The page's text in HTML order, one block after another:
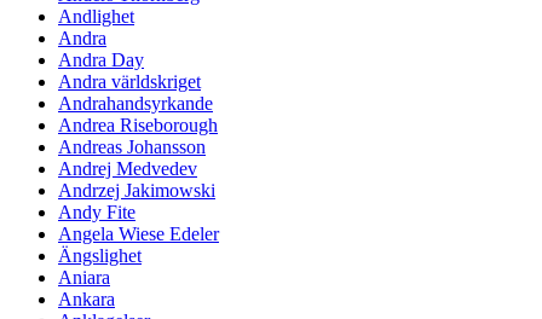
Andlighet
Andra
Andra Day
Andra världskriget
Andrahandsyrkande
Andrea Riseborough
Andreas Johansson
Andrej Medvedev
Andrzej Jakimowski
Andy Fite
Angela Wiese Edeler
Ängslighet
Aniara
Ankara